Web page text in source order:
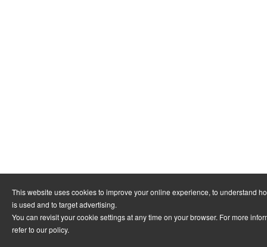
This website uses cookies to improve your online experience, to understand
is used and to target advertising.
You can revisit your cookie settings at any time on your browser. For more
refer to our policy.